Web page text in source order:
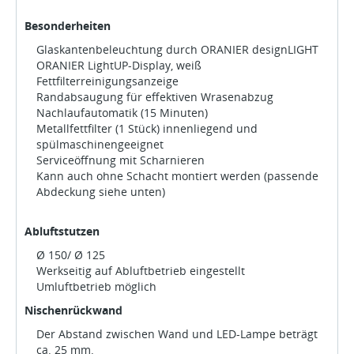
Besonderheiten
Glaskantenbeleuchtung durch ORANIER designLIGHT
ORANIER LightUP-Display, weiß
Fettfilterreinigungsanzeige
Randabsaugung für effektiven Wrasenabzug
Nachlaufautomatik (15 Minuten)
Metallfettfilter (1 Stück) innenliegend und
spülmaschinengeeignet
Serviceöffnung mit Scharnieren
Kann auch ohne Schacht montiert werden (passende
Abdeckung siehe unten)
Abluftstutzen
Ø 150/ Ø 125
Werkseitig auf Abluftbetrieb eingestellt
Umluftbetrieb möglich
Nischenrückwand
Der Abstand zwischen Wand und LED-Lampe beträgt
ca. 25 mm.